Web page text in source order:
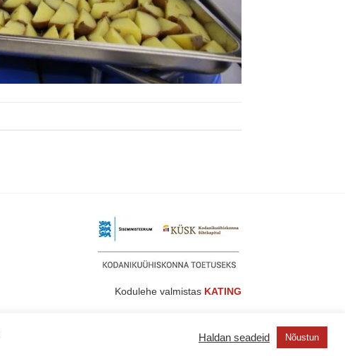
Kodulehe valmistas KATING
Haldan seadeid Nõustun